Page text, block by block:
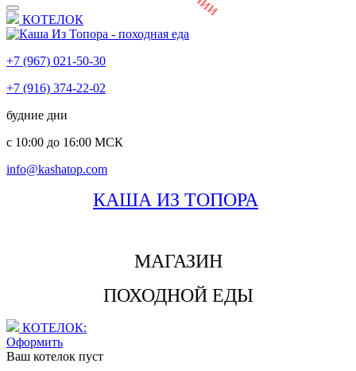
КОТЕЛОК
+7 (967) 021-50-30
+7 (916) 374-22-02
будние дни
с 10:00 до 16:00 МСК
info@kashatop.com
КАША ИЗ ТОПОРА
МАГАЗИН
ПОХОДНОЙ ЕДЫ
КОТЕЛОК:
Оформить
Ваш котелок пуст